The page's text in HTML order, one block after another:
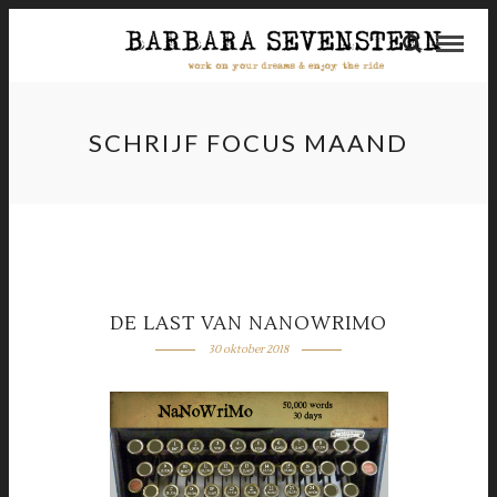
SCHRIJF FOCUS MAAND
DE LAST VAN NANOWRIMO
30 oktober 2018